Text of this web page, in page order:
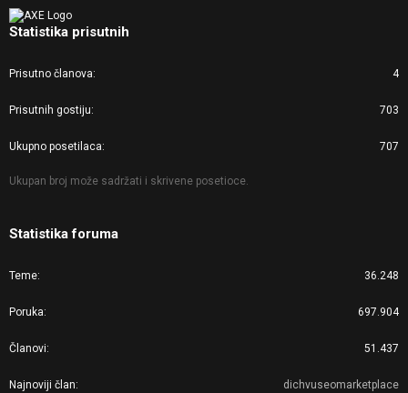
Statistika prisutnih
Prisutno članova 4
Prisutnih gostiju 703
Ukupno posetilaca 707
Ukupan broj može sadržati i skrivene posetioce.
Statistika foruma
Teme 36.248
Poruka 697.904
Članovi 51.437
Najnoviji član dichvuseomarketplace